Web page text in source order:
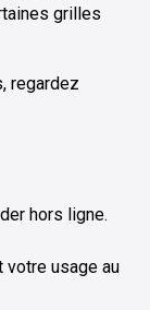
grilles
regardez
hors ligne.
votre usage au